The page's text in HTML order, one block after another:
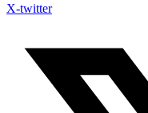
X-twitter